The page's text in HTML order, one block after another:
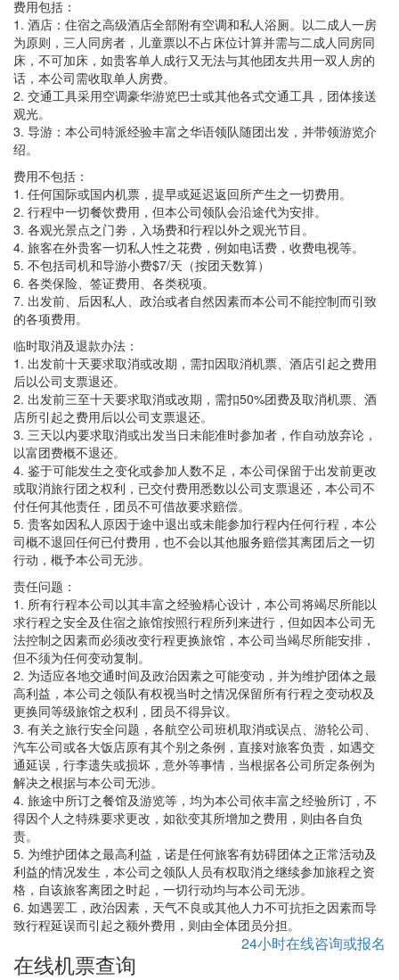
费用包括：
1. 酒店：住宿之高级酒店全部附有空调和私人浴厕。以二成人一房
为原则，三人同房者，儿童票以不占床位计算并需与二成人同房同
床，不可加床，如贵客单人成行又无法与其他团友共用一双人房的
话，本公司需收取单人房费。
2. 交通工具采用空调豪华游览巴士或其他各式交通工具，团体接送
观光。
3. 导游：本公司特派经验丰富之华语领队随团出发，并带领游览介
绍。
费用不包括：
1. 任何国际或国内机票，提早或延迟返回所产生之一切费用。
2. 行程中一切餐饮费用，但本公司领队会沿途代为安排。
3. 各观光景点之门劵，入场费和行程以外之观光节目。
4. 旅客在外贵客一切私人性之花费，例如电话费，收费电视等。
5. 不包括司机和导游小费$7/天（按团天数算）
6. 各类保险、签证费用、各类税项。
7. 出发前、后因私人、政治或者自然因素而本公司不能控制而引致
的各项费用。
临时取消及退款办法：
1. 出发前十天要求取消或改期，需扣因取消机票、酒店引起之费用
后以公司支票退还。
2. 出发前三至十天要求取消或改期，需扣50%团费及取消机票、酒
店所引起之费用后以公司支票退还。
3. 三天以内要求取消或出发当日未能准时参加者，作自动放弃论，
以富团费概不退还。
4. 鉴于可能发生之变化或参加人数不足，本公司保留于出发前更改
或取消旅行团之权利，已交付费用悉数以公司支票退还，本公司不
付任何其他责任，团员不可借故要求赔偿。
5. 贵客如因私人原因于途中退出或未能参加行程内任何行程，本公
司概不退回任何已付费用，也不会以其他服务赔偿其离团后之一切
行动，概予本公司无涉。
责任问题：
1. 所有行程本公司以其丰富之经验精心设计，本公司将竭尽所能以
求行程之安全及住宿之旅馆按照行程所列来进行，但如因本公司无
法控制之因素而必须改变行程更换旅馆，本公司当竭尽所能安排，
但不须为任何变动复制。
2. 为适应各地交通时间及政治因素之可能变动，并为维护团体之最
高利益，本公司之领队有权视当时之情况保留所有行程之变动权及
更换同等级旅馆之权利，团员不得异议。
3. 有关之旅行安全问题，各航空公司班机取消或误点、游轮公司、
汽车公司或各大饭店原有其个别之条例，直接对旅客负责，如遇交
通延误，行李遗失或损坏，意外等事情，当根据各公司所定条例为
解决之根据与本公司无涉。
4. 旅途中所订之餐馆及游览等，均为本公司依丰富之经验所订，不
得因个人之特殊要求更改，如欲变其所增加之费用，则由各自负
责。
5. 为维护团体之最高利益，诺是任何旅客有妨碍团体之正常活动及
利益的情况发生，本公司之领队人员有权取消之继续参加旅程之资
格，自该旅客离团之时起，一切行动均与本公司无涉。
6. 如遇罢工，政治因素，天气不良或其他人力不可抗拒之因素而导
致行程延误而引起之额外费用，则由全体团员分担。
24小时在线咨询或报名
在线机票查询